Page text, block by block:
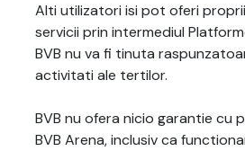
Alti utilizatori isi pot oferi
servicii prin intermediul
BVB nu va fi tinuta
activitati ale tertilor.
BVB nu ofera nicio garantie cu
BVB Arena, inclusiv ca